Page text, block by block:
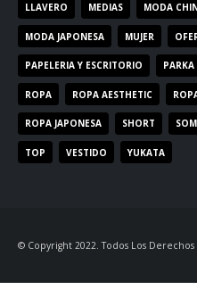
LLAVERO MEDIAS MODA
MODA JAPONESA MUJER
PAPELERIA Y ESCRITORIO PARKA
ROPA ROPA AESTHETIC
ROPA JAPONESA SHORT
TOP VESTIDO YUKATA
© Copyright 2022. Todos Los Derechos